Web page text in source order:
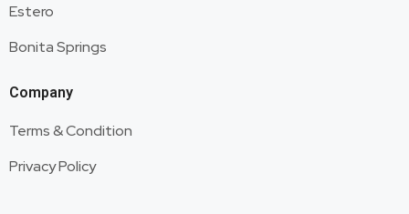
Estero
Bonita Springs
Company
Terms & Condition
Privacy Policy